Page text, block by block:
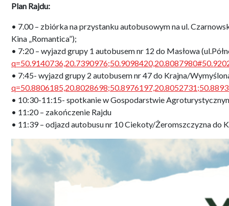
Plan Rajdu:
• 7.00 – zbiórka na przystanku autobusowym na ul.
Kina „Romantica”);
• 7:20 – wyjazd grupy 1 autobusem nr 12 do Masłowa
• 7:45- wyjazd grupy 2 autobusem nr 47 do Krajna/
• 10:30-11:15- spotkanie w Gospodarstwie
• 11:20 – zakończenie Rajdu
• 11:39 – odjazd autobusu nr 10 Ciekoty/Żeromszczyzna do